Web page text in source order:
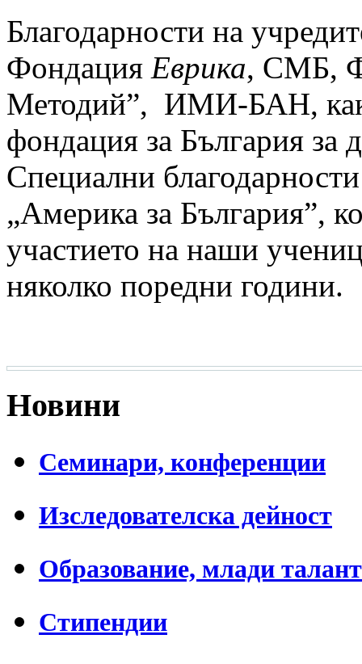
Благодарности на
Фондация Еврика, СМБ,
Методий”, ИМИ-БАН,
фондация за България за
Специални
„Америка за България”,
участието на наши
няколко поредни години.
Новини
Семинари, конференции
Изследователска дейност
Образование, млади
Стипендии